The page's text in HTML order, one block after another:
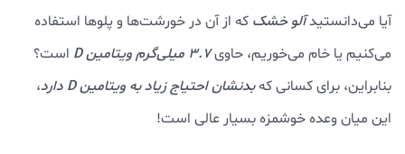
آیا می‌دانستیدآلو خشک که از آن در خورشت‌ها و پلوها استفاده
می‌کنیم یا خام می‌خوریم، حاوی۳.۷ میلی‌گرم ویتامین D
است؟
بنابراین، برای کسانی کهبدنشان احتیاج زیاد به ویتامین D دارد
،
این میان وعده خوشمزه بسیار عالی است!